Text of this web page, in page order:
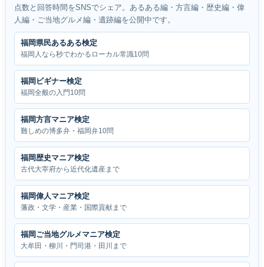
点数と回答時間をSNSでシェア。あるある編・方言編・歴史編・偉
人編・ご当地グルメ編・遺跡編を公開中です。
福岡県民あるある検定
福岡人なら秒でわかるローカル常識10問
福岡ビギナー検定
福岡全般の入門10問
福岡方言マニア検定
難しめの博多弁・福岡弁10問
福岡歴史マニア検定
古代大宰府から近代化遺産まで
福岡偉人マニア検定
藩政・文学・産業・国際貢献まで
福岡ご当地グルメマニア検定
大牟田・柳川・門司港・田川まで